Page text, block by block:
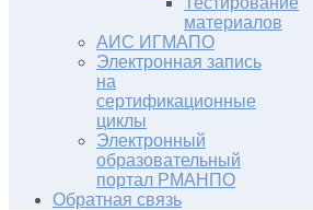
материалов
АИС ИГМАПО
Электронная запись
на
сертификационные
циклы
Электронный
образовательный
портал РМАНПО
Обратная связь